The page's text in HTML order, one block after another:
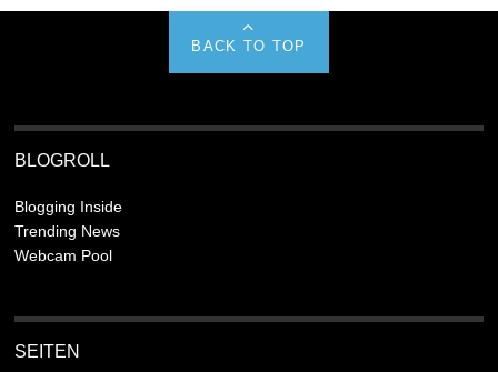
BACK TO TOP
BLOGROLL
Blogging Inside
Trending News
Webcam Pool
SEITEN